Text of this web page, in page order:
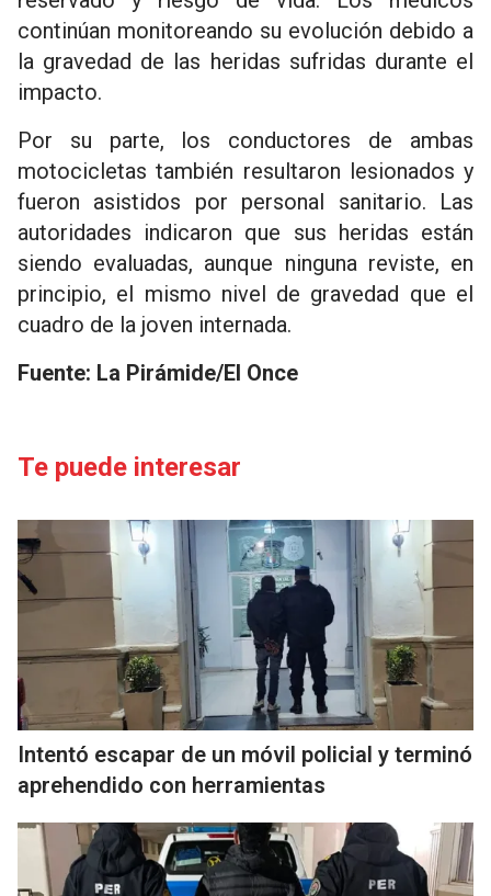
continúan monitoreando su evolución debido a
la gravedad de las heridas sufridas durante el
impacto.
Por su parte, los conductores de ambas
motocicletas también resultaron lesionados y
fueron asistidos por personal sanitario. Las
autoridades indicaron que sus heridas están
siendo evaluadas, aunque ninguna reviste, en
principio, el mismo nivel de gravedad que el
cuadro de la joven internada.
Fuente: La Pirámide/El Once
Te puede interesar
Intentó escapar de un móvil policial y terminó
aprehendido con herramientas